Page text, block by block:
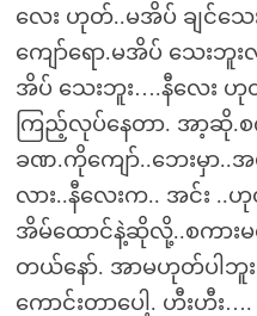
လေး ဟုတ်..မအိပ် ချင်
ကျော်ရော.မအိပ် သေးဘူ
အိပ် သေးဘူး….နီလေး ဟု
ကြည့်လုပ်နေတာ. အာ့ဆို.စ
ခဏ.ကိုကျော်..ဘေးမှာ..
လား..နီလေးက.. အင်း
အိမ်ထောင်နဲ့ဆိုလို့..စကားမပ
တယ်နော်. အာမဟုတ်ပါဘူ
ကောင်းတာပေါ့. ဟီးဟီး